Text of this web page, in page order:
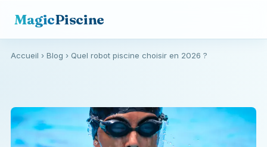
MagicPiscine
Accueil ›Blog › Quel robot piscine choisir en 2026 ?